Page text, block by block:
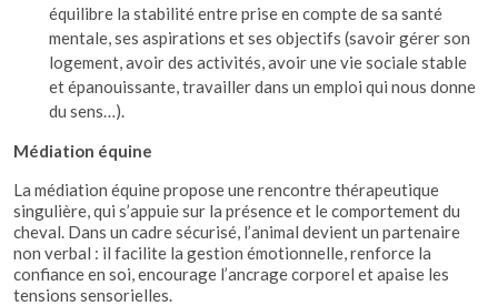
équilibre la stabilité entre prise en compte de sa santé
mentale, ses aspirations et ses objectifs (savoir gérer son
logement, avoir des activités, avoir une vie sociale stable
et épanouissante, travailler dans un emploi qui nous donne
du sens…).
Médiation équine
La médiation équine propose une rencontre thérapeutique
singulière, qui s’appuie sur la présence et le comportement du
cheval. Dans un cadre sécurisé, l’animal devient un partenaire
non verbal : il facilite la gestion émotionnelle, renforce la
confiance en soi, encourage l’ancrage corporel et apaise les
tensions sensorielles.